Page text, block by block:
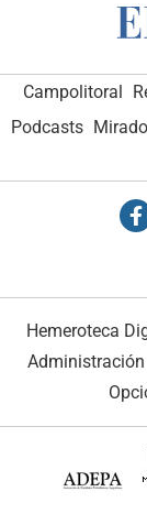
Campolitoral
Podcasts
Hemeroteca